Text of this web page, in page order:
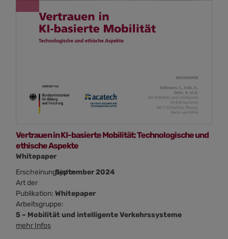
Vertrauen in KI-basierte Mobilität: Technologische und
ethische Aspekte
Whitepaper
Erscheinungsjahr:September 2024
Art der
Publikation: Whitepaper
Arbeitsgruppe:
5 – Mobilität und intelligente Verkehrssysteme
mehr Infos